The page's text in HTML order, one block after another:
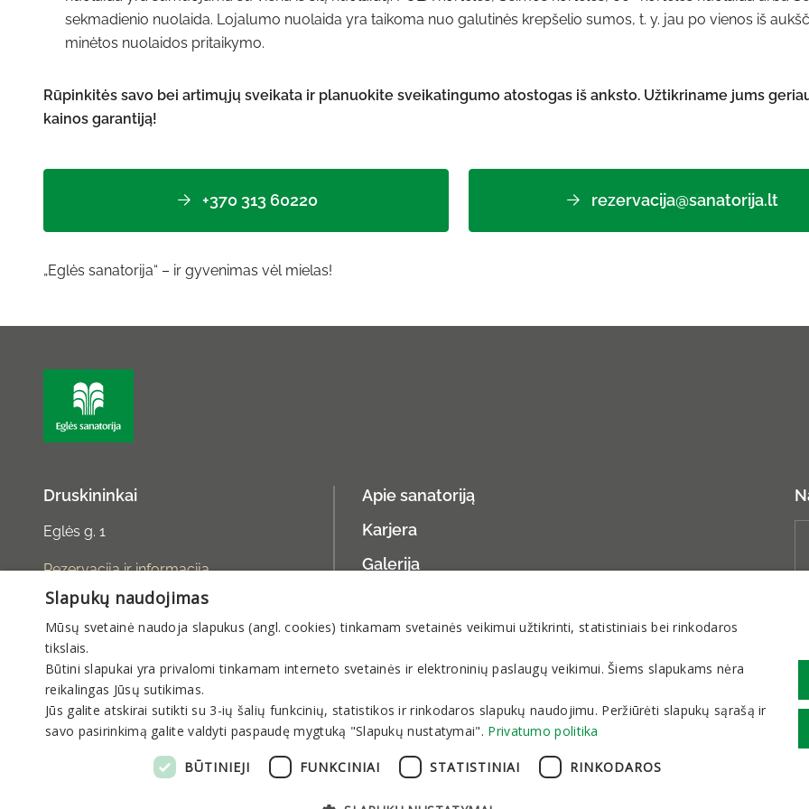
sekmadienio nuolaida. Lojalumo nuolaida yra taikoma nuo galutinės krepšelio sumos, t. y. jau po vienos iš
minėtos nuolaidos pritaikymo.
Rūpinkitės savo bei artimųjų sveikata ir planuokite sveikatingumo atostogas iš anksto. Užtikriname jums
kainos garantiją!
+370 313 60220 rezervacija@sanatorija.lt
„Eglės sanatorija“ – ir gyvenimas vėl mielas!
Druskininkai
Eglės g. 1
Rezervacija ir informacija
rezervacija@sanatorija.lt
+37031360220
I-V 8:00-19:00
VI-VII 9:00-15:00
Apie sanatoriją
Karjera
Galerija
Sprendimas:Tandemum
Slapukų naudojimas
Mūsų svetainė naudoja slapukus (angl. cookies) tinkamam svetainės veikimui užtikrinti, statistiniais bei rinkodaros
tikslais.
Būtini slapukai yra privalomi tinkamam interneto svetainės ir elektroninių paslaugų veikimui. Šiems slapukams nėra
reikalingas Jūsų sutikimas.
Jūs galite atskirai sutikti su 3-ių šalių funkcinių, statistikos ir rinkodaros slapukų naudojimu. Peržiūrėti slapukų sąrašą ir
savo pasirinkimą galite valdyti paspaudę mygtuką "Slapukų nustatymai". Privatumo politika
BŪTINIEJI STATISTINIAI RINKODAROS
FUNKCINIAI